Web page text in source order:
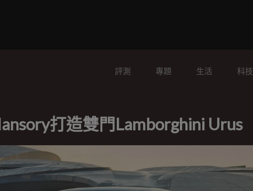
評測 專題 生活 科技
打造雙門Lamborghini Urus